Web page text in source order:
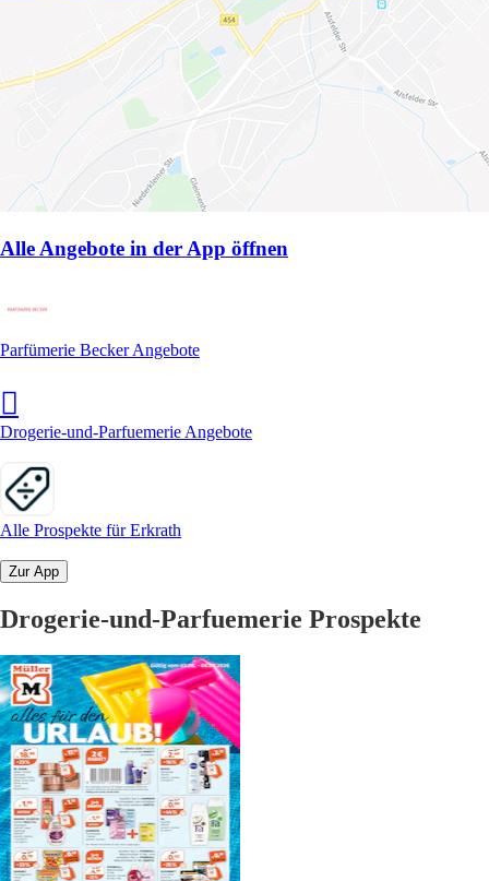
Alle Angebote in der App öffnen
Parfümerie Becker Angebote
Drogerie-und-Parfuemerie Angebote
Alle Prospekte für Erkrath
Zur App
Drogerie-und-Parfuemerie Prospekte